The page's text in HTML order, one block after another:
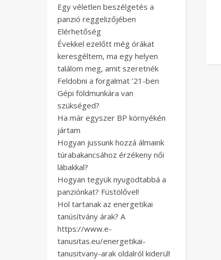
Egy véletlen beszélgetés a
panzió reggelizőjében
Elérhetőség
Évekkel ezelőtt még órákat
keresgéltem, ma egy helyen
találom meg, amit szeretnék
Feldobni a forgalmat ’21-ben
Gépi földmunkára van
szükséged?
Ha már egyszer BP környékén
jártam
Hogyan jussunk hozzá álmaink
túrabakancsához érzékeny női
lábakkal?
Hogyan tegyük nyugodtabbá a
panziónkat? Füstölővel!
Hol tartanak az energetikai
tanúsítvány árak? A
https://www.e-
tanusitas.eu/energetikai-
tanusitvany-arak oldalról kiderül!